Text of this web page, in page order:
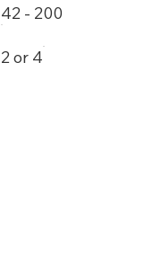
42 - 200
2 or 4